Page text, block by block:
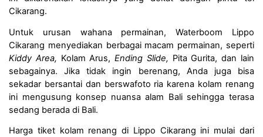
Cikarang.
Untuk urusan wahana permainan, Waterboom Lippo
Kiddy Area, Kolam Arus, Ending Slide, Pita Gurita, dan lain
sebagainya. Jika tidak ingin berenang, Anda juga bisa
sekadar bersantai dan berswafoto ria karena kolam renang
ini mengusung konsep nuansa alam Bali sehingga terasa
sedang berada di Bali.
Harga tiket kolam renang di Lippo Cikarang ini mulai dari